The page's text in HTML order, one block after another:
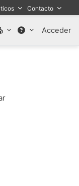
Contacto
Acceder